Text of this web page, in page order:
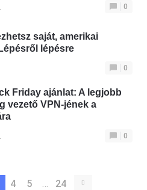
0
saját, amerikai
lépésre
0
Friday ajánlat: A legjobb
vezető VPN-jének a
0
4 5 24